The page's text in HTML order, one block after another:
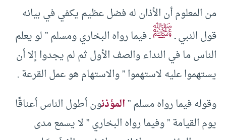
من المعلوم أن الأذان له فضل عظيم يكفي في بيانه
قول النبي ـﷺـ فيما رواه البخاري ومسلم ” لو يعلم
الناس ما في النداء والصف الأول ثم لم يجدوا إلا أن
يستهموا عليه لاستهموا ” والاستهام هو عمل القرعة .
وقوله فيما رواه مسلم ”المؤذنون أطول الناس أعناقًا
يوم القيامة ” وفيما رواه البخاري ” لا يسمع مدى